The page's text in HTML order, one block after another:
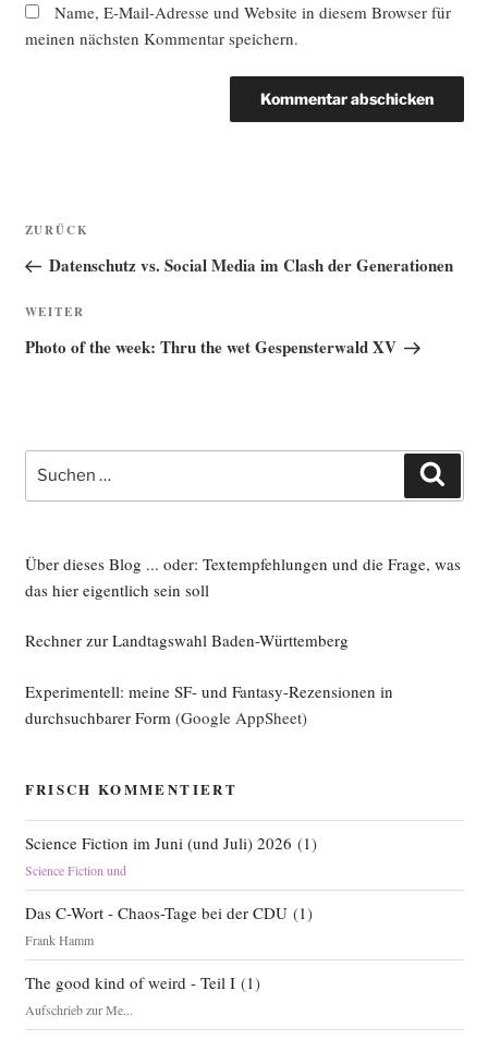
Name, E-Mail-Adresse und Website in diesem Browser für
meinen nächsten Kommentar speichern.
Beitragsnavigation
Vorheriger
Beitrag
ZURÜCK
Datenschutz vs. Social Media im Clash der Generationen
Nächster
Beitrag
WEITER
Photo of the week: Thru the wet Gespensterwald XV
Suche
nach:
Über dieses Blog ... oder: Textempfehlungen und die Frage, was
das hier eigentlich sein soll
Rechner zur Landtagswahl Baden-Württemberg
Experimentell: meine SF- und Fantasy-Rezensionen in
durchsuchbarer Form (Google AppSheet)
FRISCH KOMMENTIERT
Science Fiction im Juni (und Juli) 2026 (1)
Science Fiction und
Das C-Wort - Chaos-Tage bei der CDU(1)
Frank Hamm
The good kind of weird - Teil I(1)
Aufschrieb zur Me...